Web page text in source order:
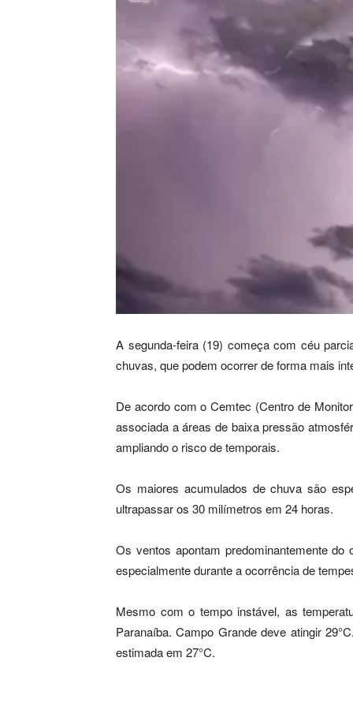
A segunda-feira (19) começa com céu
chuvas, que podem ocorrer de forma mais
De acordo com o Cemtec (Centro de
associada a áreas de baixa pressão
ampliando o risco de temporais.
Os maiores acumulados de chuva são
ultrapassar os 30 milímetros em 24 horas.
Os ventos apontam predominantemente
especialmente durante a ocorrência de
Mesmo com o tempo instável, as
Paranaíba. Campo Grande deve atingir
estimada em 27°C.